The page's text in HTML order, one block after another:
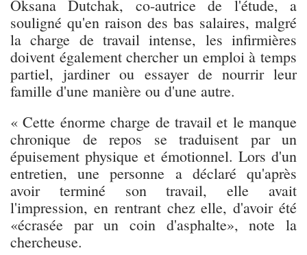
Oksana Dutchak, co-autrice de l'étude, a
souligné qu'en raison des bas salaires, malgré
la charge de travail intense, les infirmières
doivent également chercher un emploi à temps
partiel, jardiner ou essayer de nourrir leur
famille d'une manière ou d'une autre.
« Cette énorme charge de travail et le manque
chronique de repos se traduisent par un
épuisement physique et émotionnel. Lors d'un
entretien, une personne a déclaré qu'après
avoir terminé son travail, elle avait
l'impression, en rentrant chez elle, d'avoir été
«écrasée par un coin d'asphalte», note la
chercheuse.